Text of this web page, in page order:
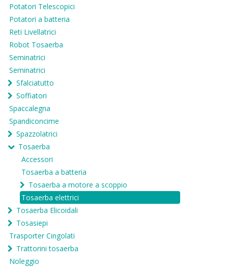
Potatori Telescopici
Potatori a batteria
Reti Livellatrici
Robot Tosaerba
Seminatrici
Seminatrici
Sfalciatutto
Soffiatori
Spaccalegna
Spandiconcime
Spazzolatrici
Tosaerba
Accessori
Tosaerba a batteria
Tosaerba a motore a scoppio
Tosaerba elettrici
Tosaerba Elicoidali
Tosasiepi
Trasporter Cingolati
Trattorini tosaerba
Noleggio